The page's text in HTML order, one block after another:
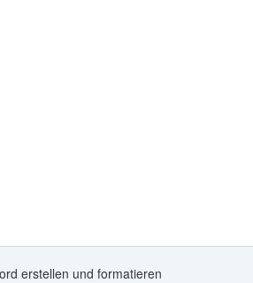
erstellen und formatieren